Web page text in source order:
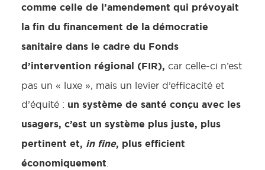
comme celle de l’amendement qui prévoyait
la fin du financement de la démocratie
sanitaire dans le cadre du Fonds
d’intervention régional (FIR), car celle-ci n’est
pas un « luxe », mais un levier d’efficacité et
d’équité : un système de santé conçu avec les
usagers, c’est un système plus juste, plus
pertinent et, in fine, plus efficient
économiquement